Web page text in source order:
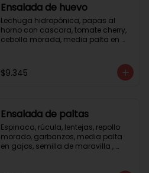
Ensalada de huevo
Lechuga hidropónica, papas al
horno con cascara, tomate cherry,
cebolla morada, media palta en
balsámica.
$9.345
Ensalada de paltas
Espinaca, rúcula, lentejas, repollo
morado, garbanzos, media palta
en gajos, semilla de maravilla ,